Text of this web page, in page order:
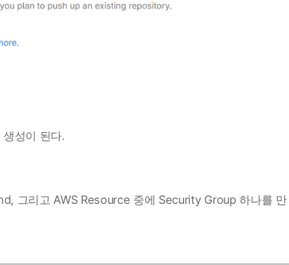
성이 된다.
그리고 AWS Resource 중에 Security Group 하나를 만